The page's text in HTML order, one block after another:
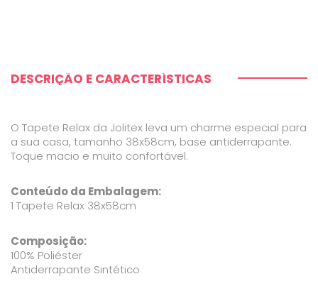
DESCRIÇÃO E CARACTERÍSTICAS
O Tapete Relax da Jolitex leva um charme especial para
a sua casa, tamanho 38x58cm, base antiderrapante.
Toque macio e muito confortável.
Conteúdo da Embalagem:
1 Tapete Relax 38x58cm
Composição:
100% Poliéster
Antiderrapante Sintético